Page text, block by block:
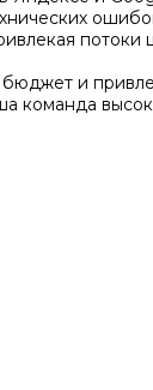
потоки
и